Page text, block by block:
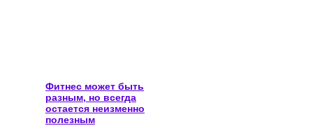
Фитнес может быть
разным, но всегда
остается неизменно
полезным